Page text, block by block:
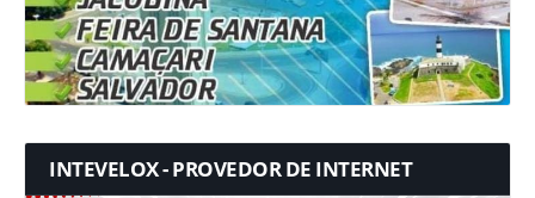
INTEVELOX - PROVEDOR DE INTERNET